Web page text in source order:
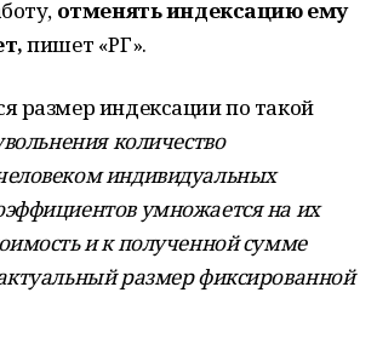
отменять индексацию ему
пишет «РГ».
размер индексации по такой
количество
индивидуальных
умножается на их
и к полученной сумме
размер фиксированной